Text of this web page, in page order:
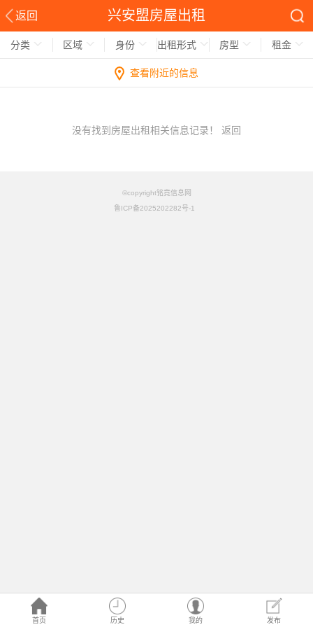
返回 兴安盟房屋出租
首页 历史 我的 发布
分类 区域 身份 出租形式 房型 租金
查看附近的信息
没有找到房屋出租相关信息记录！ 返回
©copyright铭竟信息网
鲁ICP备2025202282号-1